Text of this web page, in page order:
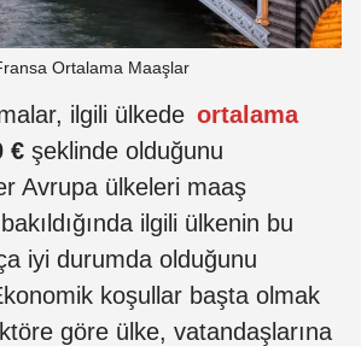
Ortalama Maaşlar
ilgili ülkede ortalama
€şeklinde olduğunu
Avrupa ülkeleri maaş
ilgili ülkenin bu
iyi durumda olduğunu
koşullar başta olmak
göre ülke, vatandaşlarına